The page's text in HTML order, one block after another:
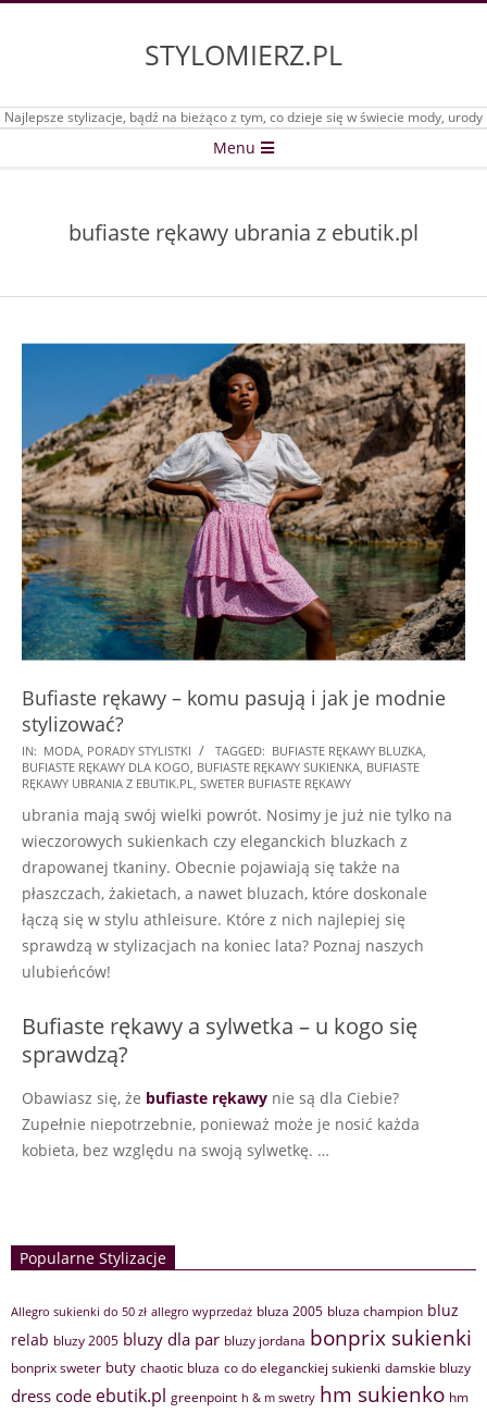
STYLOMIERZ.PL
Najlepsze stylizacje, bądź na bieżąco z tym, co dzieje się w świecie mody, urody
Menu
bufiaste rękawy ubrania z ebutik.pl
Bufiaste rękawy – komu pasują i jak je modnie
stylizować?
2021-
08-
IN: MODA PORADY STYLISTKI TAGGED: BUFIASTE RĘKAWY BLUZKA
BUFIASTE RĘKAWY DLA KOGO BUFIASTE RĘKAWY SUKIENKA BUFIASTE
RĘKAWY UBRANIA Z EBUTIK.PL
SWETER BUFIASTE RĘKAWY
ubrania mają swój wielki powrót. Nosimy je już nie tylko na
wieczorowych sukienkach czy eleganckich bluzkach z
drapowanej tkaniny. Obecnie pojawiają się także na
płaszczach, żakietach, a nawet bluzach, które doskonale
łączą się w stylu athleisure. Które z nich najlepiej się
sprawdzą w stylizacjach na koniec lata? Poznaj naszych
ulubieńców!
Bufiaste rękawy a sylwetka – u kogo się
sprawdzą?
Obawiasz się, że bufiaste rękawy nie są dla Ciebie?
Zupełnie niepotrzebnie, ponieważ może je nosić każda
kobieta, bez względu na swoją sylwetkę. …
Popularne Stylizacje
Allegro sukienki do 50 zł allegro wyprzedaż bluza 2005 bluza champion bluz
relab bluzy 2005 bluzy dla par bluzy jordana bonprix sukienki
bonprix sweter buty chaotic bluza co do eleganckiej sukienki damskie bluzy
dress code ebutik.pl greenpoint h & m swetry hm sukienko hm